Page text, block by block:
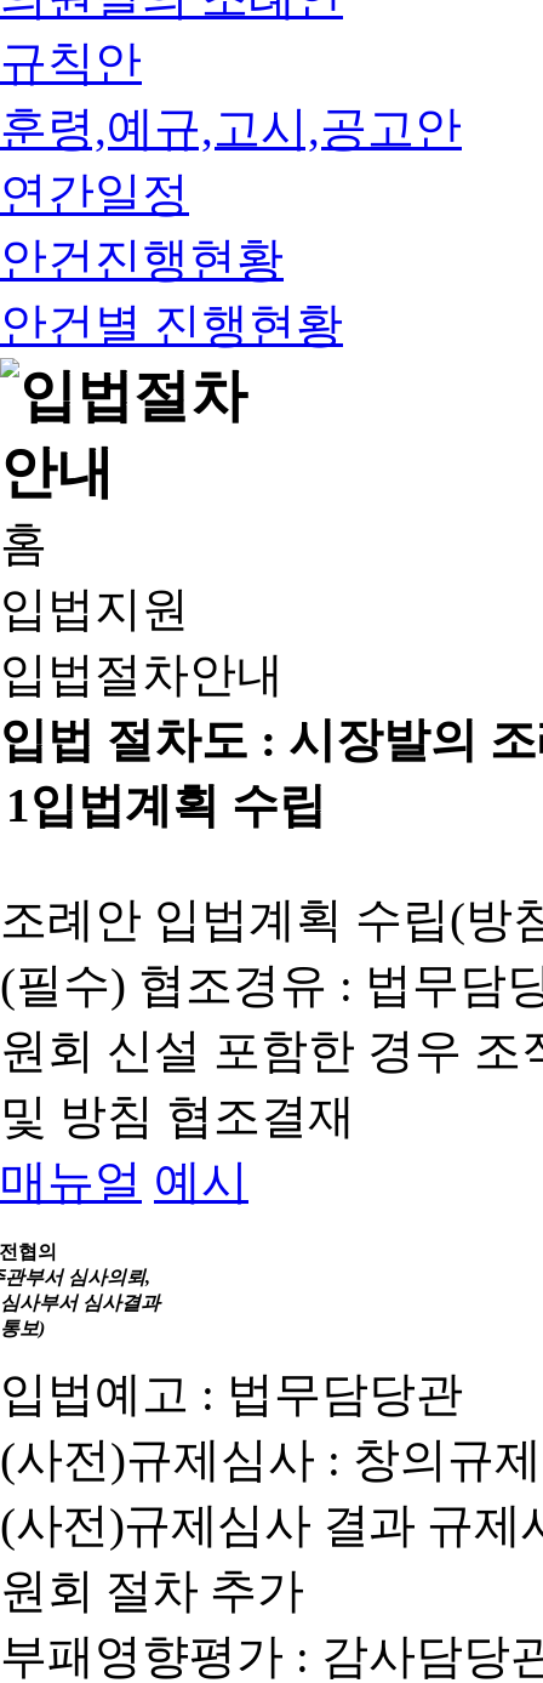
규칙안
훈령,예규,고시,공고안
연간일정
안건진행현황
안건별 진행현황
홈
입법지원
입법절차안내
입법 절차도 : 시장발의
1입법계획 수립
조례안 입법계획 수립(방
(필수) 협조경유 : 법무담
원회 신설 포함한 경우
및 방침 협조결재
매뉴얼 예시
협의
관부서 심사의뢰,
심사부서 심사결과
통보)
입법예고 : 법무담당관
(사전)규제심사 : 창의규
(사전)규제심사 결과 규
원회 절차 추가
부패영향평가 : 감사담당